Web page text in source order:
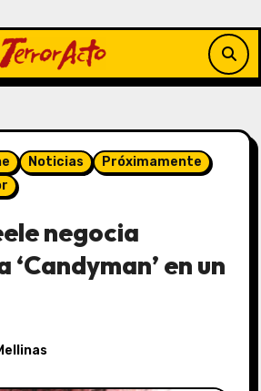
Noticias
Próximamente
negocia
en un